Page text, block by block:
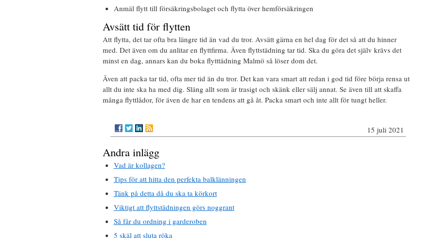
Anmäl flytt till försäkringsbolaget och flytta över hemförsäkringen
Avsätt tid för flytten
Att flytta, det tar ofta bra längre tid än vad du tror. Avsätt gärna en hel dag för det så att du hinner
med. Det även om du anlitar en flyttfirma. Även flyttstädning tar tid. Ska du göra det själv krävs det
minst en dag, annars kan du boka flytttädning Malmö så löser dom det.
Även att packa tar tid, ofta mer tid än du tror. Det kan vara smart att redan i god tid före börja rensa ut
allt du inte ska ha med dig. Släng allt som är trasigt och skänk eller sälj annat. Se även till att skaffa
många flyttlådor, för även de har en tendens att gå åt. Packa smart och inte allt för tungt heller.
15 juli 2021
Andra inlägg
Vad är kollagen?
Tips för att hitta den perfekta balklänningen
Tänk på detta då du ska ta körkort
Viktigt att flyttstädningen görs noggrant
Så får du ordning i garderoben
5 skäl att sluta röka